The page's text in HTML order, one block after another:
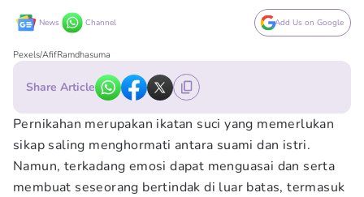
News Channel Add Us on Google
Pexels/AfifRamdhasuma
Share Article
Pernikahan merupakan ikatan suci yang memerlukan
sikap saling menghormati antara suami dan istri.
Namun, terkadang emosi dapat menguasai dan serta
membuat seseorang bertindak di luar batas, termasuk